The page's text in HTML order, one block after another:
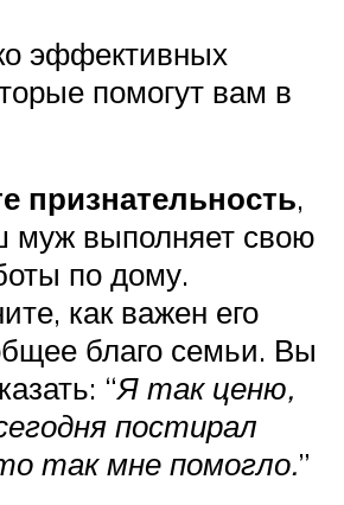
эффективных
помогут вам в
признательность,
муж выполняет свою
по дому.
как важен его
благо семьи. Вы
“Я так ценю,
постирал
так мне помогло.”